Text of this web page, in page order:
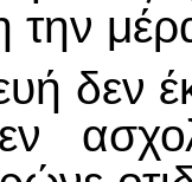
την
δεν